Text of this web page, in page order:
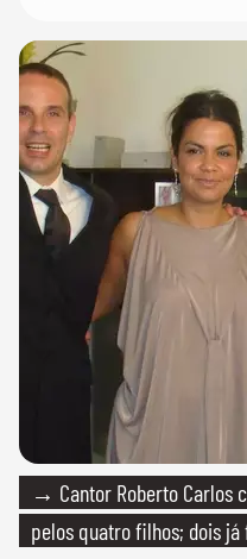
→ Cantor Roberto Carlos
pelos quatro filhos; dois